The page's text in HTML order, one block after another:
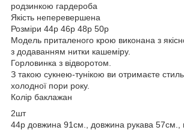
родзинкою гардероба
Якість неперевершена
Розміри 44р 46р 48р 50р
Модель приталеного крою виконана з
з додаванням нитки кашеміру.
Горловинка з відворотом.
З такою сукнею-тунікою ви отримаєте
холодної пори року.
Колір баклажан
2шт
44р довжина 91см., довжина рукава 57см.,